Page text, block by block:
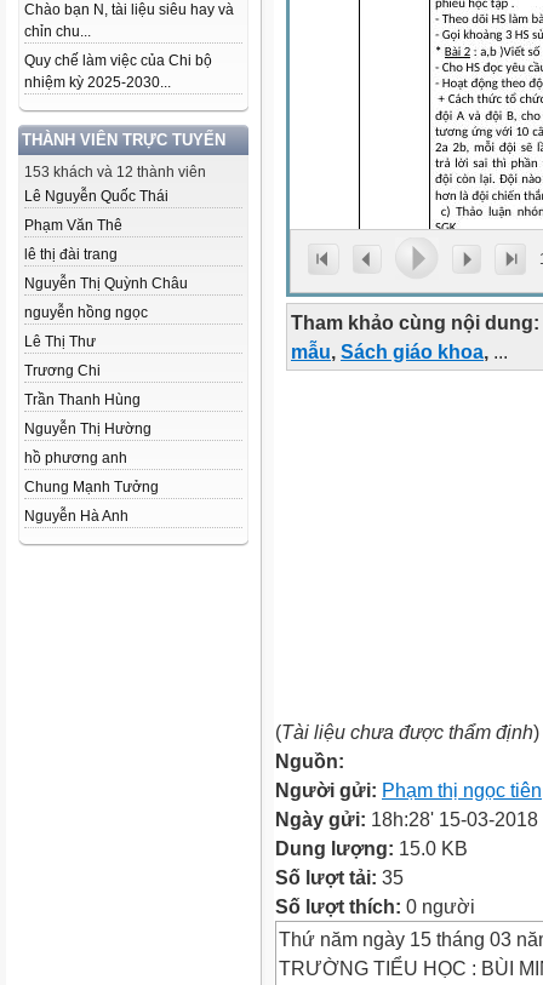
Chào bạn N, tài liệu siêu hay và
chỉn chu...
Quy chế làm việc của Chi bộ
nhiệm kỳ 2025-2030...
THÀNH VIÊN TRỰC TUYẾN
153 khách và 12 thành viên
Lê Nguyễn Quốc Thái
Phạm Văn Thê
lê thị đài trang
Nguyễn Thị Quỳnh Châu
nguyễn hồng ngọc
Lê Thị Thư
Trương Chi
Trần Thanh Hùng
Nguyễn Thị Hường
hồ phương anh
Chung Mạnh Tưởng
Nguyễn Hà Anh
Tham khảo cùng nội dung:
mẫu, Sách giáo khoa, ...
(Tài liệu chưa được thẩm định)
Nguồn:
Người gửi: Phạm thị ngọc tiên
Ngày gửi: 18h:28' 15-03-2018
Dung lượng: 15.0 KB
Số lượt tải: 35
Số lượt thích: 0 người
Thứ năm ngày 15 tháng 03
TRƯỜNG TIỂU HỌC : BÙI